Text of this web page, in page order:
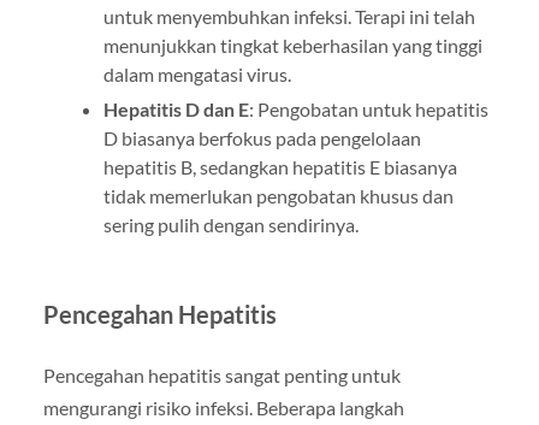
untuk menyembuhkan infeksi. Terapi ini telah
menunjukkan tingkat keberhasilan yang tinggi
dalam mengatasi virus.
Hepatitis D dan E: Pengobatan untuk hepatitis
D biasanya berfokus pada pengelolaan
hepatitis B, sedangkan hepatitis E biasanya
tidak memerlukan pengobatan khusus dan
sering pulih dengan sendirinya.
Pencegahan Hepatitis
Pencegahan hepatitis sangat penting untuk
mengurangi risiko infeksi. Beberapa langkah